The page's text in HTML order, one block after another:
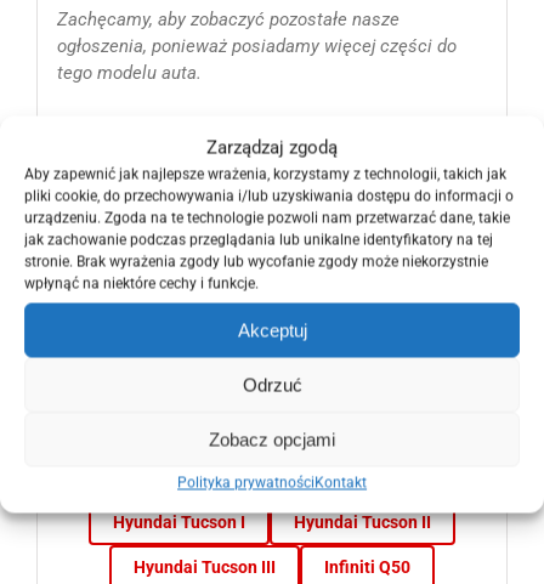
Zarządzaj zgodą
Aby zapewnić jak najlepsze wrażenia, korzystamy z technologii, takich jak
pliki cookie, do przechowywania i/lub uzyskiwania dostępu do informacji o
urządzeniu. Zgoda na te technologie pozwoli nam przetwarzać dane, takie
jak zachowanie podczas przeglądania lub unikalne identyfikatory na tej
stronie. Brak wyrażenia zgody lub wycofanie zgody może niekorzystnie
wpłynąć na niektóre cechy i funkcje.
Akceptuj
Odrzuć
Zobacz opcjami
Polityka prywatnościKontakt
Zachęcamy, aby zobaczyć pozostałe nasze
ogłoszenia, ponieważ posiadamy więcej części do
tego modelu auta.
ZOBACZ NOWE I ORYGINALNE CZĘŚCI JAKIE
POSIADAMY DO PONIŻSZEGO MODELU AUTA
👉 Dacia Duster Dodge Caliber
Honda Civic IX Honda Civic Ufo VIII
Honda Civic VIII
Hyundai Coupe Tiburon
Hyundai i40 Hyundai ix35
Hyundai Santa Fe II Hyundai Santa Fe III
Hyundai Tucson I Hyundai Tucson II
Hyundai Tucson III Infiniti Q50